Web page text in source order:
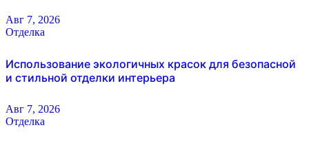
Авг 7, 2026
Отделка
Использование экологичных красок для безопасной
и стильной отделки интерьера
Авг 7, 2026
Отделка